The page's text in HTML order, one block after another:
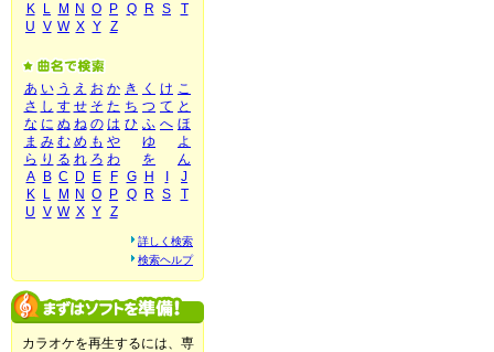
K
L M N O P Q R S
T
U V W X Y Z
あ い う え お か き く け こ
さ し す せ そ た ち つ て と
な に ぬ ね の は ひ ふ へ ほ
ま み む め も や ゆ
よ
ら り る れ ろ わ を
ん
A
B C D E F G H
J
K
L M N O P Q R S
T
U V W X Y Z
詳しく検索
検索ヘルプ
カラオケを再生するには、専